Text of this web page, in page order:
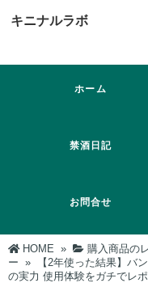
キニナルラボ
ホーム
禁酒日記
お問合せ
HOME » 購入商品の
ー »
【2年使った結果】バ
の実力 使用体験をガチでレ